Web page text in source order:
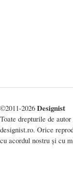
©2011-2026 Designist
Toate drepturile de
designist.ro. Orice
cu acordul nostru și cu